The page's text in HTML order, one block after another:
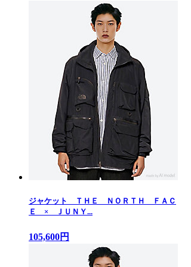
ジャケット ＴＨＥ ＮＯＲＴＨ ＦＡＣ
Ｅ × ＪＵＮＹ...
105,600円